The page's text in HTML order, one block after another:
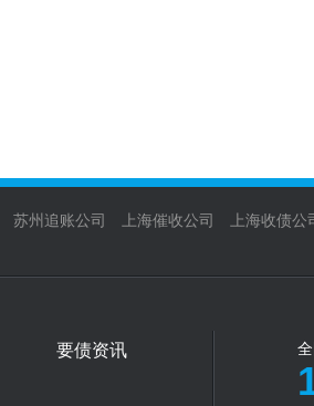
苏州追账公司 上海催收公司 上海收债公
要债资讯